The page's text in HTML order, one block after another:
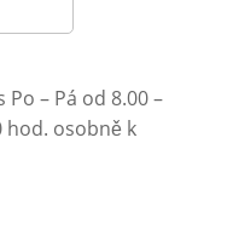
– Pá od 8.00 –
hod. osobně k